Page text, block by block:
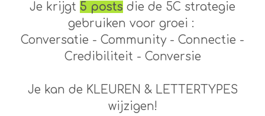
Je krijgt 5 posts die de 5C strategie
gebruiken voor groei :
Conversatie - Community - Connectie -
Credibiliteit - Conversie
Je kan de KLEUREN & LETTERTYPES
wijzigen!